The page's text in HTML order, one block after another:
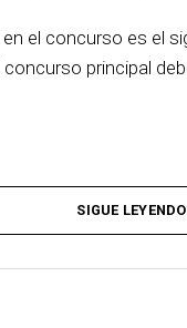
el concurso es el
principal
SIGUE LEYENDO